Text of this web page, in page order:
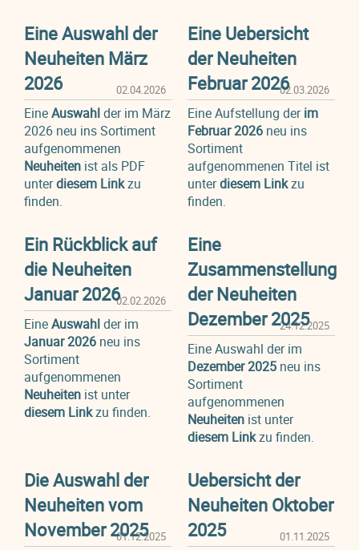
Eine Auswahl der
Neuheiten März
2026
02.04.2026
EineAuswahlder im März
2026 neu ins Sortiment
aufgenommenen
Neuheiten ist als PDF
unterdiesem Linkzu
finden.
Eine Uebersicht
der Neuheiten
Februar 202602.03.2026
Eine Aufstellung der im
Februar 2026neu ins
Sortiment
aufgenommenen Titel ist
unterdiesem Linkzu
finden.
Ein Rückblick auf
die Neuheiten
Januar 202602.02.2026
EineAuswahlder im
Januar 2026 neu ins
Sortiment
aufgenommenen
Neuheiten ist unter
diesem Linkzu finden.
Eine
Zusammenstellung
der Neuheiten
Dezember 2025
24.12.2025
Eine Auswahl der im
Dezember 2025 neu ins
Sortiment
aufgenommenen
Neuheitenist unter
diesem Linkzu finden.
Die Auswahl der
Neuheiten vom
November 2025
01.12.2025
Uebersicht der
Neuheiten Oktober
2025
01.11.2025